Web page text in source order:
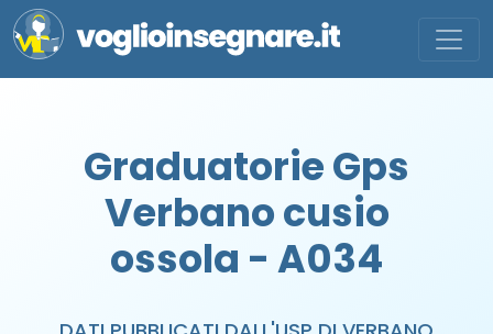
Graduatorie Gps
Verbano cusio
ossola - A034